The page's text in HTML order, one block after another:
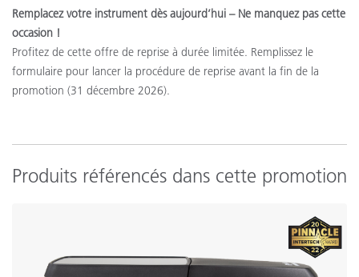
Remplacez votre instrument dès aujourd’hui – Ne manquez pas cette
occasion !
Profitez de cette offre de reprise à durée limitée. Remplissez le
formulaire pour lancer la procédure de reprise avant la fin de la
promotion (31 décembre 2026).
Produits référencés dans cette promotion